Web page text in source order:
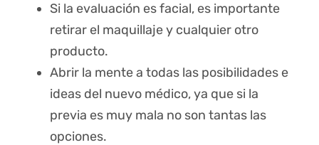
Si la evaluación es facial, es importante
retirar el maquillaje y cualquier otro
producto.
Abrir la mente a todas las posibilidades e
ideas del nuevo médico, ya que si la
previa es muy mala no son tantas las
opciones.